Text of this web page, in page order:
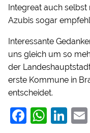
Integreat auch selbst
Azubis sogar
Interessante
uns gleich um so
der
erste Kommune in
entscheidet.
F
W Li